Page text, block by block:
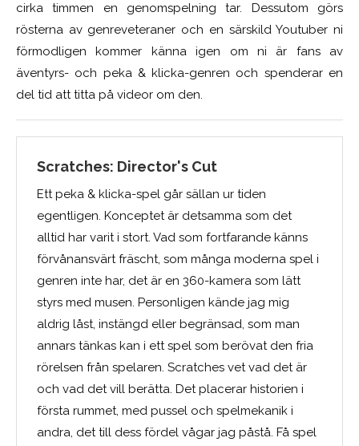
cirka timmen en genomspelning tar. Dessutom görs
rösterna av genreveteraner och en särskild Youtuber ni
förmodligen kommer känna igen om ni är fans av
äventyrs- och peka & klicka-genren och spenderar en
del tid att titta på videor om den.
Scratches: Director's Cut
Ett peka & klicka-spel går sällan ur tiden
egentligen. Konceptet är detsamma som det
alltid har varit i stort. Vad som fortfarande känns
förvånansvärt fräscht, som många moderna spel i
genren inte har, det är en 360-kamera som lätt
styrs med musen. Personligen kände jag mig
aldrig låst, instängd eller begränsad, som man
annars tänkas kan i ett spel som berövat den fria
rörelsen från spelaren. Scratches vet vad det är
och vad det vill berätta. Det placerar historien i
första rummet, med pussel och spelmekanik i
andra, det till dess fördel vågar jag påstå. Få spel